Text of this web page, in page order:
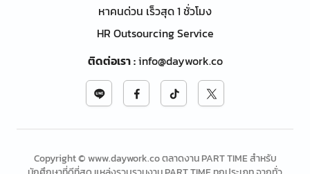
หาคนด่วน เร็วสุด 1 ชั่วโมง
HR Outsourcing Service
ติดต่อเรา:info@daywork.co
Copyright © www.daywork.co ตลาดงาน PART TIME สำหรับ